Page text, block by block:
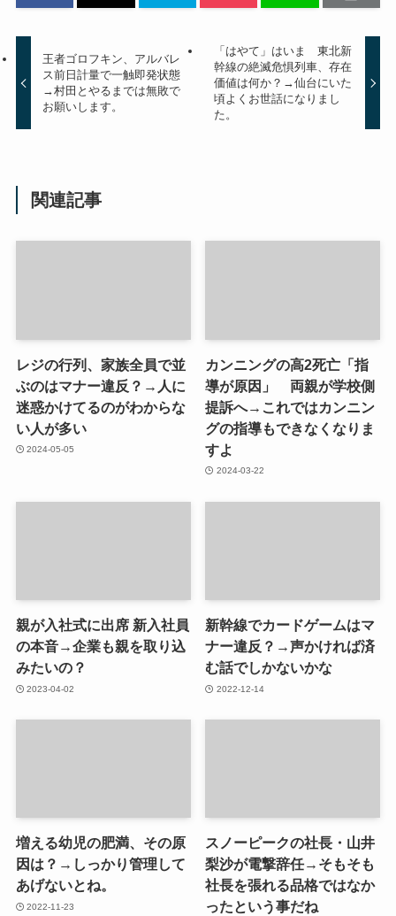
王者ゴロフキン、アルバレ
ス前日計量で一触即発状態
→村田とやるまでは無敗で
お願いします。
「はやて」はいま 東北新
幹線の絶滅危惧列車、存在
価値は何か？→仙台にいた
頃よくお世話になりまし
た。
関連記事
レジの行列、家族全員で並
ぶのはマナー違反？→人に
迷惑かけてるのがわからな
い人が多い
2024-05-05
カンニングの高2死亡「指
導が原因」 両親が学校側
提訴へ→これではカンニン
グの指導もできなくなりま
すよ
2024-03-22
親が入社式に出席 新入社員
の本音→企業も親を取り込
みたいの？
2023-04-02
新幹線でカードゲームはマ
ナー違反？→声かければ済
む話でしかないかな
2022-12-14
増える幼児の肥満、その原
因は？→しっかり管理して
あげないとね。
2022-11-23
スノーピークの社長・山井
梨沙が電撃辞任→そもそも
社長を張れる品格ではなか
ったという事だね